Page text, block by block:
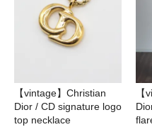
【vintage】Christian
Dior / CD signature logo
top necklace